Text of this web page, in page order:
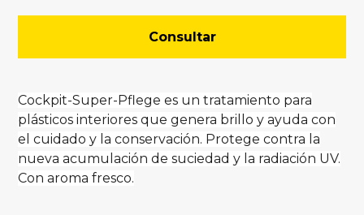
Consultar
Cockpit-Super-Pflege es un tratamiento para
plásticos interiores que genera brillo y ayuda con
el cuidado y la conservación. Protege contra la
nueva acumulación de suciedad y la radiación UV.
Con aroma fresco.